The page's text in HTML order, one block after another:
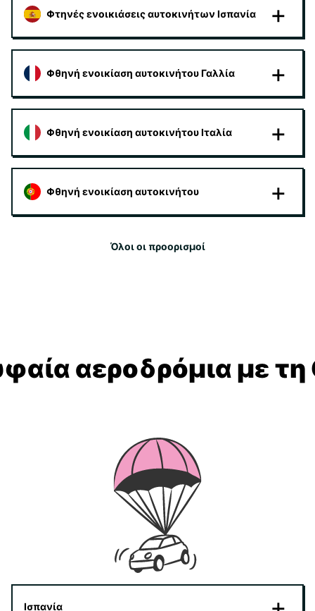
Φτηνές ενοικιάσεις αυτοκινήτων Ισπανία
Φθηνή ενοικίαση αυτοκινήτου Γαλλία
Φθηνή ενοικίαση αυτοκινήτου Ιταλία
Φθηνή ενοικίαση αυτοκινήτου
Όλοι οι προορισμοί
αεροδρόμια με τη
Ισπανία